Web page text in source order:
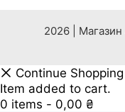
2026 |
Continue
Item added to cart.
0 items - 0,00 ₴